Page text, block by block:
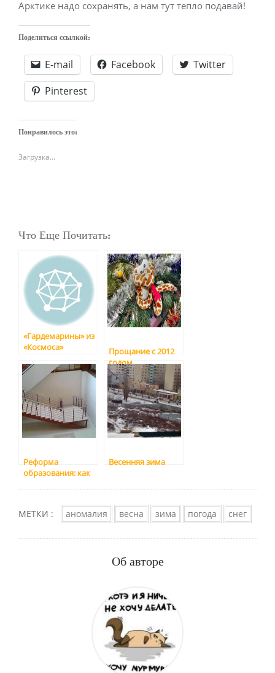
Арктике надо сохранять, а нам тут тепло подавай!
Поделиться ссылкой:
E-mail Facebook
Twitter
Pinterest
Понравилось это:
Загрузка...
Что Еще Почитать:
«Гардемарины» из
«Космоса»
Прощание с 2012
годом
Реформа
образования: как
Весенняя зима
МЕТКИ : аномалия весна зима погода снег
Об авторе